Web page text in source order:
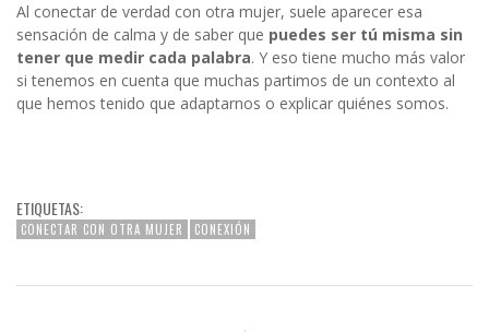
Al conectar de verdad con otra mujer, suele aparecer esa
sensación de calma y de saber que puedes ser tú misma sin
tener que medir cada palabra. Y eso tiene mucho más valor
si tenemos en cuenta que muchas partimos de un contexto al
que hemos tenido que adaptarnos o explicar quiénes somos.
ETIQUETAS:
CONECTAR CON OTRA MUJER CONEXIÓN